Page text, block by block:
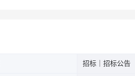
招标｜招标公告